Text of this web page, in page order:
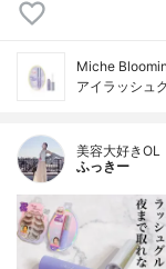
Miche
アイラッシュ
美容大好きOL
ふっきー